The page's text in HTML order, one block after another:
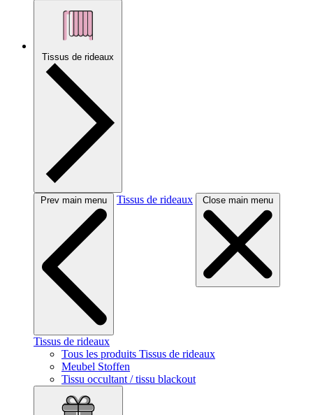
Tissus de rideaux
Prev main menu Tissus de rideaux Close main menu
Tissus de rideaux
Tous les produits Tissus de rideaux
Meubel Stoffen
Tissu occultant / tissu blackout